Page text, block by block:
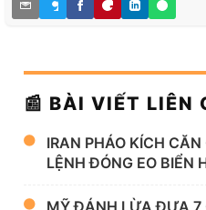
📰 BÀI VIẾT LIÊN
IRAN PHÁO KÍCH
LỆNH ĐÓNG EO BIỂN